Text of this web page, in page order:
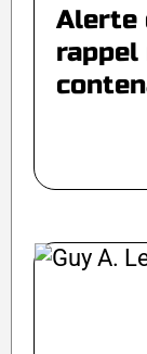
Alerte